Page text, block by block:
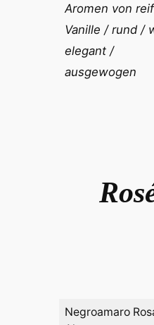
Aromen von
Vanille / rund /
elegant /
ausgewogen
Negroamaro